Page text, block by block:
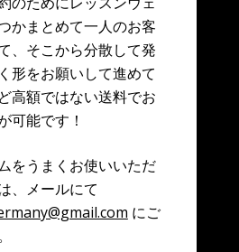
かまとめて一人のお客
、そこから分散して発
形をお願いして進めて
高額ではない送料でお
可能です！
をうまくお使いいただ
、メールにて
にご